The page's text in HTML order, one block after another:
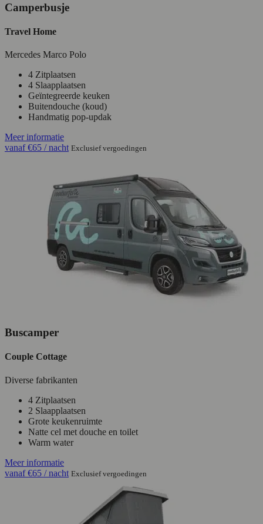
Camperbusje
Travel Home
Mercedes Marco Polo
4 Zitplaatsen
4 Slaapplaatsen
Geïntegreerde keuken
Buitendouche (koud)
Handmatig pop-updak
Meer informatie
vanaf€65 / nacht Exclusief vergoedingen
Buscamper
Couple Cottage
Diverse fabrikanten
4 Zitplaatsen
2 Slaapplaatsen
Grote keukenruimte
Natte cel met douche en toilet
Warm water
Meer informatie
vanaf€65 / nacht Exclusief vergoedingen